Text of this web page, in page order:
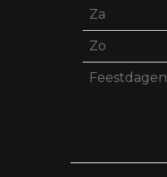
Za
Zo
Feestdagen